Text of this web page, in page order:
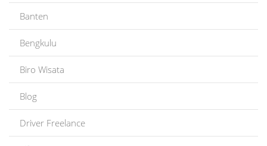
Banten
Bengkulu
Biro Wisata
Blog
Driver Freelance